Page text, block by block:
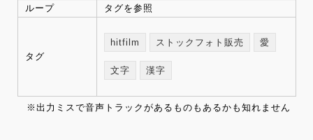
ループ タグを参照
タグ
hitfilm ストックフォト販売 愛
文字 漢字
※出力ミスで音声トラックがあるものもあるかも知れません